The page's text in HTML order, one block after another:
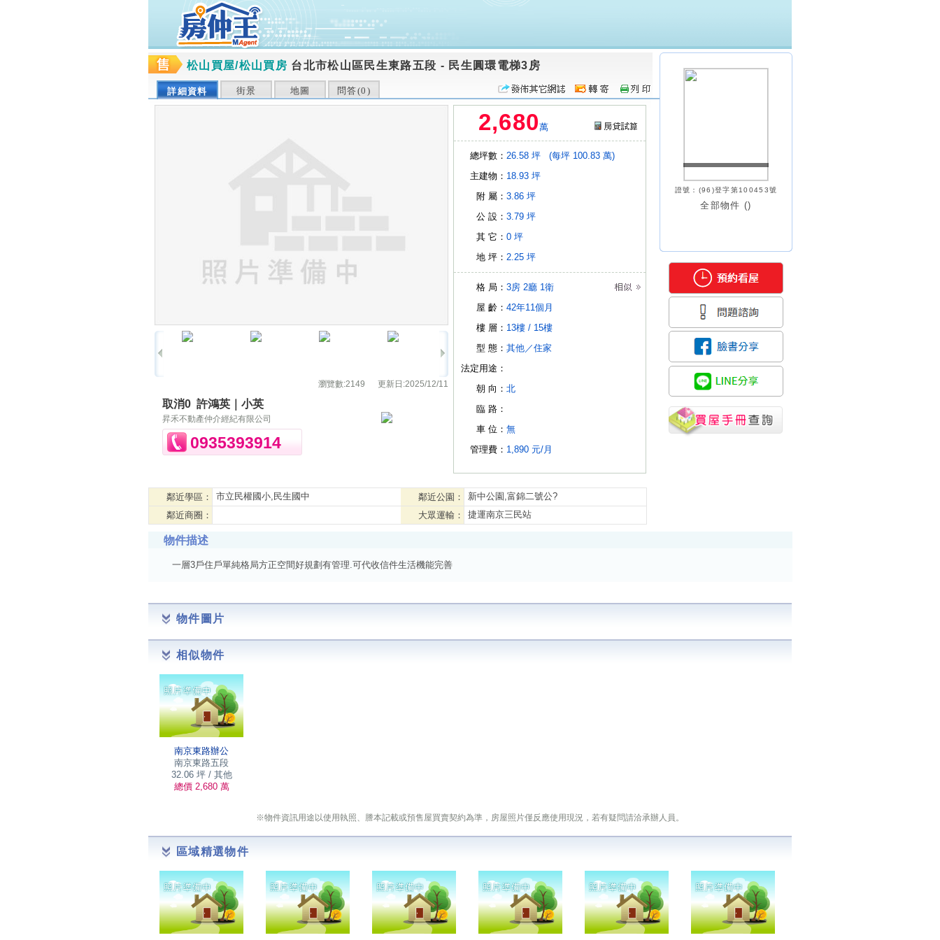
松山買屋/松山買房 台北市松山區民生東路五段 - 民生圓環電梯3房
詳細資料 街景 地圖 問答(0 )
瀏覽數:2149 更新日:2025/12/11
取消0 許鴻英｜小英
昇禾不動產仲介經紀有限公司
0935393914
2,680萬
總坪數： 26.58 坪
(每坪 100.83 萬)
主建物： 18.93 坪
附 屬： 3.86 坪
公 設： 3.79 坪
其 它： 0 坪
地 坪： 2.25 坪
格 局： 3房 2廳 1衛
屋 齡： 42年11個月
樓 層： 13樓 / 15樓
型 態： 其他／住家
法定用途：
朝 向： 北
臨 路：
車 位： 無
管理費： 1,890 元/月
鄰近學區： 市立民權國小,民生國中 鄰近公園：
新中公園,富錦二號公?
鄰近商圈：
大眾運輸： 捷運南京三民站
證號：(96)登字第100453號
全部物件 ()
物件描述
一層3戶住戶單純格局方正空間好規劃有管理.可代收信件生活機能完善
物件圖片
相似物件
南京東路辦公
南京東路五段
32.06 坪 / 其他
總價 2,680 萬
※物件資訊用途以使用執照、謄本記載或預售屋買賣契約為準，房屋照片僅反應使用現況，若有疑問請洽承辦人員。
區域精選物件